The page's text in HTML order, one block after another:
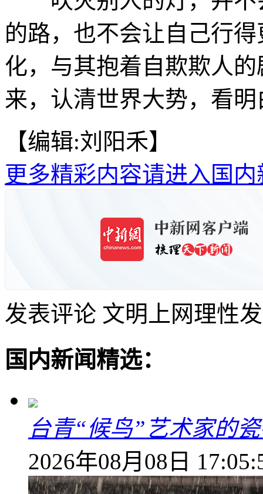
的路，也不会让自己行
化，与其抱着自欺欺人
来，认清世界大势，看
【编辑:刘阳禾】
更多精彩内容请进入国内
发表评论 文明上网理性
国内新闻精选：
台青“候鸟”艺术家的
2026年08月08日